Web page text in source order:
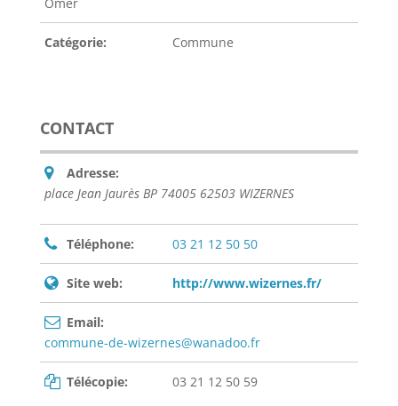
Catégorie: Commune
CONTACT
Adresse:
place Jean Jaurès BP 74005 62503 WIZERNES
Téléphone: 03 21 12 50 50
Site web: http://www.wizernes.fr/
Email:
commune-de-wizernes@wanadoo.fr
Télécopie: 03 21 12 50 59